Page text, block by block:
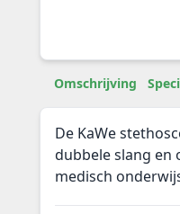
Omschrijving
De KaWe
dubbele slang en
medisch